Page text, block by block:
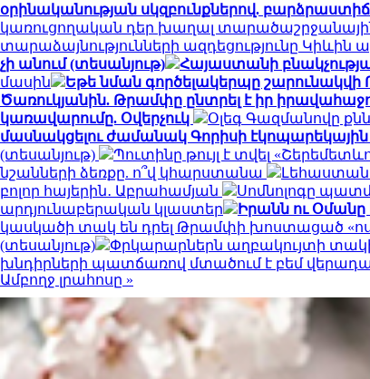
օրինականության սկզբունքներով.
կառուցողական դեր խաղալ
տարաձայնությունների ազդեցությունը Կիևին
չի անում (տեսանյութ)
Հայաստանի
մասին
Եթե նման գործելակերպը շարունակվի
Ծառուկյանին. Թրամփը ընտրել է իր
կառավարումը. Օվերչուկ
Օլեգ Գազմանովը
մասնակցելու ժամանակ Գորիսի
(տեսանյութ)
Պուտինը թույլ է տվել
նշանների ձեռքը. ո՞վ կհարստանա
բոլոր հայերին․ Աբրահամյան
Սոմնոլոգը
արդյունաբերական կլաստեր
Իրանն ու Օմանը
կասկածի տակ են դրել Թրամփի խոստացած
(տեսանյութ)
Փրկարարներն աղբակույտի
խնդիրների պատճառով մտածում է բեմ
Ամբողջ լրահոսը »